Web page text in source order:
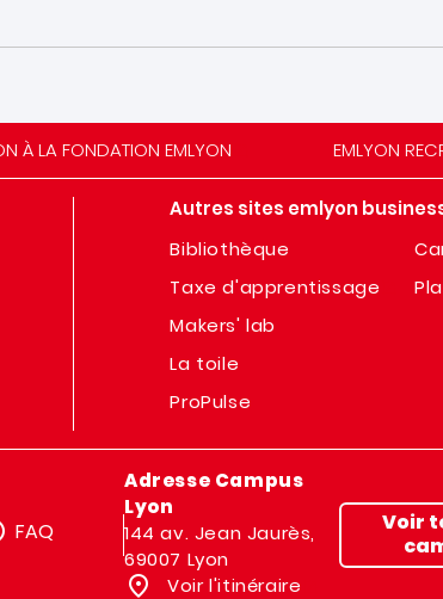
À LA FONDATION EMLYON EMLYON
Autres sites emlyon
Bibliothèque
Taxe d'apprentissage
Makers' lab
La toile
ProPulse
FAQ
Adresse Campus
Lyon
144 av. Jean Jaurès,
69007 Lyon
Voir l'itinéraire
Voir